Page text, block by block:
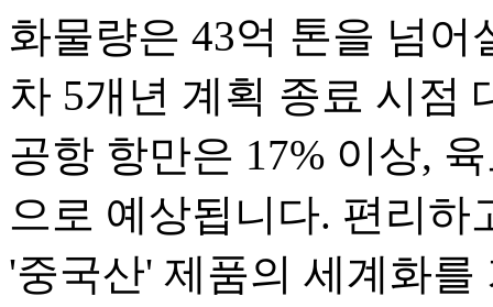
화물량은 43억 톤을 넘
차 5개년 계획 종료 시점
공항 항만은 17% 이상,
으로 예상됩니다. 편리
'중국산' 제품의 세계화